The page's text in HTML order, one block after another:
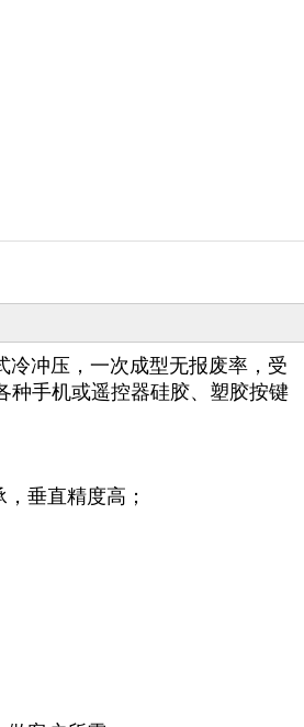
冷冲压，一次成型无报废率，受
种手机或遥控器硅胶、塑胶按键
垂直精度高；